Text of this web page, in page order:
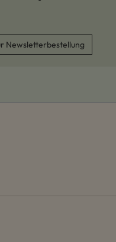
Newsletterbestellung